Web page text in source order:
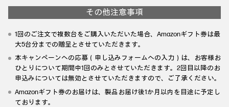
その他注意事項
1回のご注文で複数台をご購入いただいた場合、Amazonギフト券は最
大5台分までの贈呈とさせていただきます。
本キャンペーンへの応募（申し込みフォームへの入力）は、お客様お
ひとりについて期間中1回のみとさせていただきます。2回目以降のお
申込みについては無効とさせていただきますので、ご了承ください。
Amazonギフト券のお届けは、製品お届け後1か月以内を目途に予定し
ております。